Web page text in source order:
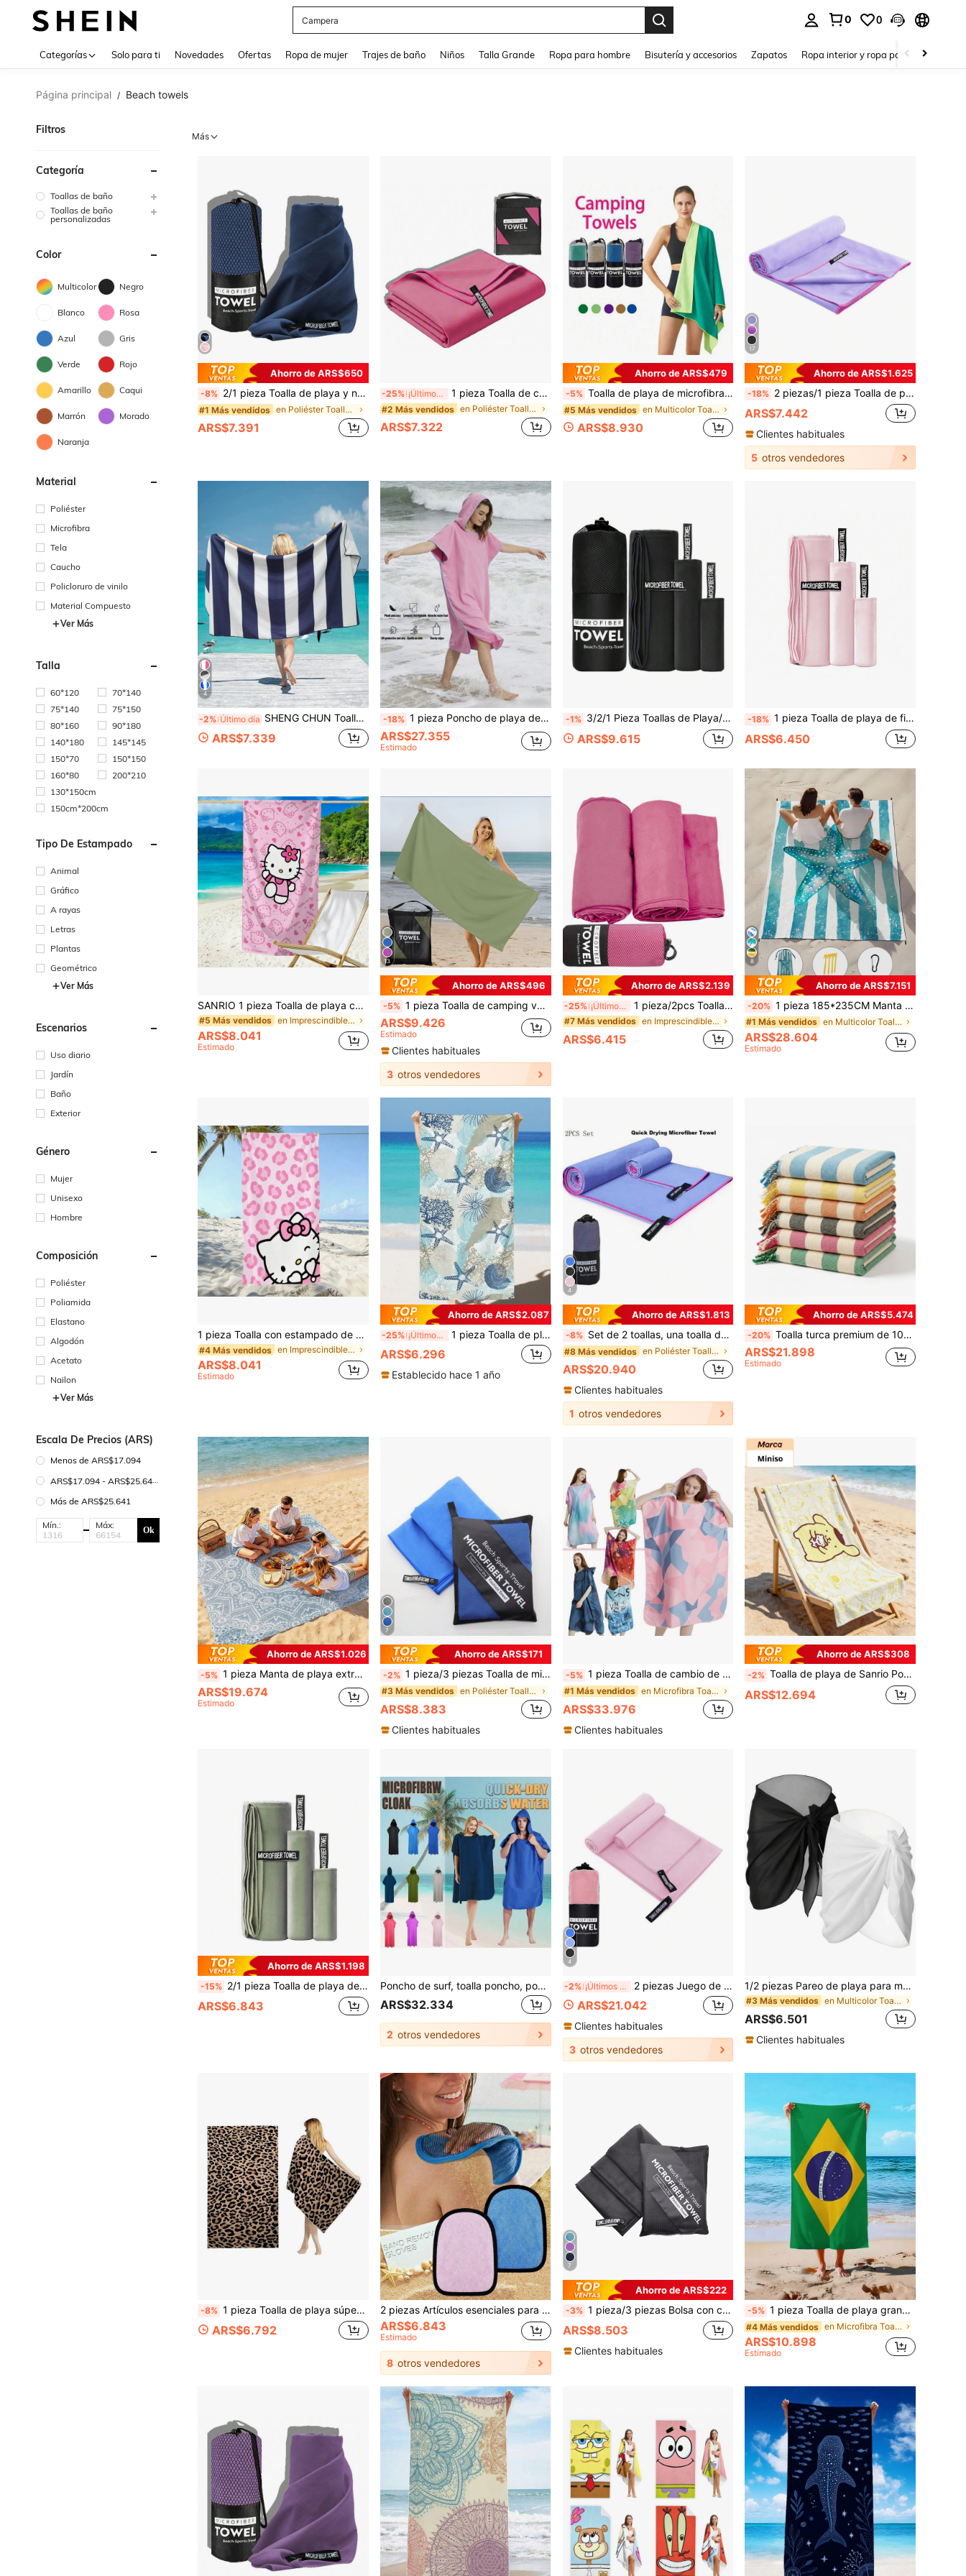
Campera
0 0
Categorías Solo para ti Novedades Ofertas Ropa de mujer Trajes de baño Niños Talla Grande Ropa para hombre Bisutería y accesorios Zapatos Ropa interior y ropa para dormir
Página principal / Beach towels
Filtros
Categoría
Toallas de baño
Toallas de baño
personalizadas
Color
Multicolor Negro
Blanco Rosa
Azul Gris
Verde Rojo
Amarillo Caqui
Marrón Morado
Naranja
Material
Poliéster
Microfibra
Tela
Caucho
Policloruro de vinilo
Material Compuesto
Ver Más
Talla
60*120
70*140
75*140
75*150
80*160
90*180
140*180
145*145
150*70
150*150
160*80
200*210
130*150cm
150cm*200cm
Tipo De Estampado
Animal
Gráfico
A rayas
Letras
Plantas
Geométrico
Ver Más
Escenarios
Uso diario
Jardín
Baño
Exterior
Género
Mujer
Unisexo
Hombre
Composición
Poliéster
Poliamida
Elastano
Algodón
Acetato
Nailon
Ver Más
Escala De Precios (ARS)
Menos de ARS$17.094
ARS$17.094 - ARS$25.641
Más de ARS$25.641
Mín.: Máx: Ok
Más
Ahorro de ARS$650
-8% 2/1 pieza Toalla de playa y natación de microfibra absorbente de secado rápido, toalla de playa de terciopelo suave de doble cara de secado rápido, toalla de unicolor portátil para yoga, fitness y deportes
#1 Más vendidos en Poliéster Toallas de playa
ARS$7.391
-25% ¡Últimos 3 días 1 pieza Toalla de camping de fibra ultrafina de secado rápido color rojo rosa, toalla de viaje portátil súper absorbente y suave, adecuada para natación, playa, fitness, senderismo, yoga y deportes, con bolsa de almacenamiento con cremallera, se puede usar como toalla de mano, toalla de fitness, toalla facial y toalla de playa
#2 Más vendidos en Poliéster Toallas de playa
ARS$7.322
Ahorro de ARS$479
-5% Toalla de playa de microfibra delgada y ligera, libre de arena, de secado rápido y absorbente, compacta, para piscina, camping, accesorios de playa, fácil de empacar, artículos esenciales para vacaciones, regalo para adultos, flotador de piscina
#5 Más vendidos en Multicolor Toallas de playa
ARS$8.930
17
Ahorro de ARS$1.625
-18% 2 piezas/1 pieza Toalla de playa de microfibra altamente absorbente, toalla de playa suave y esponjosa de secado rápido por ambos lados, toalla sólida portátil para yoga, gimnasio y deportes, artículos esenciales de playa, accesorios de playa, flotador de piscina
ARS$7.442
Clientes habituales
5 otros vendedores
4
-2% Último día SHENG CHUN Toalla de playa de microfibra súper suave, de gran tamaño, con opciones de varios tamaños, en colores azul, azul marino, rosa, gris claro y estampado de rayas en acuarela. Absorbente y esencial para el baño, ideal para vacaciones, playa, piscina, gimnasio y de uso múltiple.
ARS$7.339
-18% 1 pieza Poncho de playa de secado rápido para surf con capucha, talla grande (forma de H), unisex para adultos, toalla de playa portátil, material de microfibra, adecuado para playa, natación, surf, buceo, hogar, aguas termales, baño, decoración de baño, temporada de vuelta a la escuela y talla grande
ARS$27.355
Estimado
-1% 3/2/1 Pieza Toallas de Playa/Baño de Microfibra Ultra Absorbentes, Secado Rápido, Suaves y Esponjosas de Doble Cara, unicolor, Toalla Portátil para Yoga, Fitness y Deportes, Esencial de Playa, Accesorios de Playa, Colchoneta Flotante para Piscina
ARS$9.615
-18% 1 pieza Toalla de playa de fibra ultrafina, toalla de baño de secado rápido para nadar, toallas de mar de rápido secado y absorción suave, toallita de campamento portátil de unicolor, Toallitas deportivas para yoga y fitness
ARS$6.450
SANRIO 1 pieza Toalla de playa con tema de Hello Kitty rosa - Un artículo imprescindible con tema de dibujos animados diseñado para la playa, natación, camping al aire libre y viajes. Esta toalla de playa extragrande es altamente absorbente y de secado rápido, lo que la convierte en tu opción ideal para viajes, juegos en la piscina o baño en casa.
#5 Más vendidos en Imprescindibles para las vacaciones Toallas de
ARS$8.041
Estimado
13
Ahorro de ARS$496
-5% 1 pieza Toalla de camping verde oliva, toalla de viaje de fibra ultrafina súper absorbente y de secado rápido, toalla de playa suave y compacta de secado rápido, adecuada para natación, playa, fitness, senderismo, yoga, mochila de viaje, toalla de mano/toalla de gimnasio/toalla de cara/toalla de playa, artículos esenciales de playa, accesorios de playa, flotador de piscina
ARS$9.426
Estimado
Clientes habituales
3 otros vendedores
Ahorro de ARS$2.139
-25% ¡Últimos 3 días 1 pieza/2pcs Toalla de playa de microfibra altamente absorbente de gran tamaño, suave y cómoda, resistente a la arena, absorbente de agua, absorbente de sudor, secado rápido, toalla de fitness ligera para colgar, toalla de secado rápido, toalla de viaje, bolsa de malla para almacenamiento conveniente, adecuada para camping al aire libre, vacaciones en la playa, escalada de montaña, senderismo, ciclismo
#7 Más vendidos en Imprescindibles para las vacaciones Toallas de
ARS$6.415
8
Ahorro de ARS$7.151
-20% 1 pieza 185*235CM Manta de playa impermeable con estampado de estrellas de mar y rayas, de gran tamaño, ligera y duradera para la playa, vacaciones, picnic al aire libre, camping, viajes de verano, vacaciones, decoración de baño, artículos esenciales de playa
#1 Más vendidos en Multicolor Toallas de playa
ARS$28.604
Estimado
1 pieza Toalla con estampado de dibujos animados - Toalla de playa con patrón lindo: ¡Esencial de verano! Esta toalla es versátil y se puede usar como toalla de mano, toalla de baño o toalla de playa. Hecha de tela suave, cómoda y de secado rápido, es una opción perfecta como decoración de fiesta o un regalo atento para amigos y familiares.
#4 Más vendidos en Imprescindibles para las vacaciones Toallas de
ARS$8.041
Estimado
Ahorro de ARS$2.087
-25% ¡Últimos 3 días 1 pieza Toalla de playa/toalla de mano con estampado de vida marina, derechos de autor adquiridos, esencial para el verano, vacaciones y playa
ARS$6.296
Establecido hace 1 año
4
Ahorro de ARS$1.813
-8% Set de 2 toallas, una toalla de baño y una toalla de playa, de secado rápido con color lavanda púrpura, de fibras finas con doble cara de terciopelo, para deportes, fitness, camping y viajes, accesorios de playa, flotadores de piscina
#8 Más vendidos en Poliéster Toallas de playa
ARS$20.940
Clientes habituales
1 otros vendedores
Ahorro de ARS$5.474
-20% Toalla turca premium de 100x180cm - 320g Toalla de playa a rayas suave, manta de viaje ligera y sin arena, toalla de baño grande de secado rápido para vacaciones, tomar el sol y fiestas
ARS$21.898
Estimado
Ahorro de ARS$1.026
-5% 1 pieza Manta de playa extra grande de secado rápido con mandala azul nebuloso, apta para 1-3 adultos - Tela de poliéster ligera y duradera - Perfecta para viajes, camping, senderismo y tiempo de ocio en la playa, alfombra de playa, manta de picnic, cubierta para el suelo de camping
ARS$19.674
Estimado
7
Ahorro de ARS$171
-2% 1 pieza/3 piezas Toalla de microfibra ultra suave empaquetada, toalla de viaje y deportes y camping - Secado rápido, alta absorción, súper compacta, adecuada para excursionismo, gimnasio, playa, natación, yoga Toalla deportiva suave y absorbente. (Disponible en varios colores y tamaños), Artículos esenciales de playa, Accesorios de playa, Flotador de piscina
#3 Más vendidos en Poliéster Toallas de playa
ARS$8.383
Clientes habituales
-5% 1 pieza Toalla de cambio de playa Poncho de surf Bata con capucha Traje de neopreno con mangas ajustables para surf, natación y baño Geometría marina, Talla grande - Apto para hombres y mujeres, de microfibra premium súper suave
#1 Más vendidos en Microfibra Toallas de playa
ARS$33.976
Clientes habituales
Ahorro de ARS$308
-2% Toalla de playa de Sanrio Pompompurin con estampado de líneas de Pompompurin en todo el diseño, ultra suave, perfecta para la piscina, la playa de verano y los viajes
ARS$12.694
Ahorro de ARS$1.198
-15% 2/1 pieza Toalla de playa de microfibra súper absorbente, toalla de baño de secado rápido para natación, toalla de playa de felpa suave de doble cara de secado rápido, toalla portátil de unicolor, toalla de yoga, fitness y deporte, artículos esenciales de playa, accesorios de playa, flotador de piscina
ARS$6.843
Poncho de surf, toalla poncho, poncho con capucha de microfibra, bata de playa para cambiarse, toalla de playa poncho para adultos
ARS$32.334
2 otros vendedores
4
-2% ¡Últimos 3 días 2 piezas Juego de toallas de baño rosa claro de secado rápido, toalla de microfibra de terciopelo de doble cara para natación y playa, toalla absorbente de sudor para fitness interior, toalla para limpieza facial y camping al aire libre, talla grande juego de toalla de baño, artículos esenciales de playa, accesorios de playa, flotador de piscina
ARS$21.042
Clientes habituales
3 otros vendedores
1/2 piezas Pareo de playa para mujer, falda envolvente de traje de baño, cubierta de bikini transparente para traje de baño
#3 Más vendidos en Multicolor Toallas de playa
ARS$6.501
Clientes habituales
-8% 1 pieza Toalla de playa súper suave con estampado de leopardo - Perfecta para vacaciones, cumpleaños, aniversario o accesorio esencial, Toalla de playa | Diseño con estampado de leopardo | Tela de secado rápido, adecuada para natación Toalla de playa
ARS$6.792
2 piezas Artículos esenciales para vacaciones, quitador de arena de playa familiar, artículos imprescindibles para viajes, actividades de playa, deportes acuáticos, ocasiones de playa, accesorios de océano y playa, artículos esenciales de playa, exfoliante corporal, accesorios de baño, limpieza diaria e higiene 1 pieza, temporada de regreso a la escuela
ARS$6.843
Estimado
8 otros vendedores
7
Ahorro de ARS$222
-3% 1 pieza/3 piezas Bolsa con cremallera cuadrada que contiene una toalla de fibra ultrafina, toalla de viaje, deportes y camping - Secado rápido, alta absorción, súper compacta, toalla deportiva suave y transpirable adecuada para excursionismo, gimnasio, playa, natación, yoga (disponible en varios colores y tamaños), artículos esenciales de playa, accesorios de playa, flotador de piscina
ARS$8.503
Clientes habituales
-5% 1 pieza Toalla de playa grande de microfibra con patrón de bandera de Brasil, secado rápido, suave, amigable con la piel, duradera, suministros para natación y playa al aire libre, regalo del Día del Padre
#4 Más vendidos en Microfibra Toallas de playa
ARS$10.898
Estimado